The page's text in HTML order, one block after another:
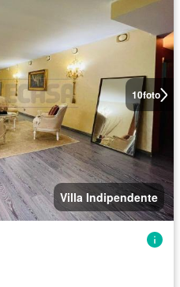
10foto
Villa Indipendente